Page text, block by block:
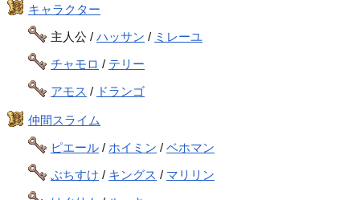
キャラクター
主人公 /ハッサン / ミレーユ
チャモロ / テリー
アモス / ドランゴ
仲間スライム
ピエール / ホイミン /ベホマン
ぶちすけ / キングス / マリリン